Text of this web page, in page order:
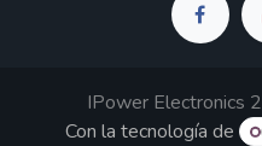
IPower Electronics
Con la tecnología de